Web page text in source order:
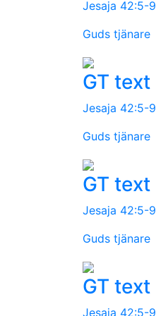
Jesaja 42:5-9
Guds tjänare
GT text
Jesaja 42:5-9
Guds tjänare
GT text
Jesaja 42:5-9
Guds tjänare
GT text
Jesaja 42:5-9